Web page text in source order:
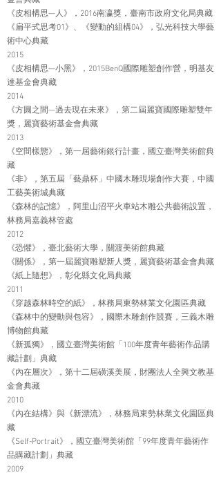
《皮相構思—人》，2016南瀛獎，臺南市政府文化局典藏
《扁平式思考01》、《變動的組構04》，弘光科技大學藝
術中心典藏
2015
《皮相構思—小黑》，2015BenQ國際雕塑創作營，明基友
達基金會典藏
2014
《方圓之間—過去現在未來》，第二屆麗寶國際雕塑雙年
獎，麗寶藝術基金會典藏
2013
《空間樣態》，第一屆藝術銀行計畫，國立臺灣美術館典
藏
《非》，第五屆「藝鼎杯」中國木雕現場創作大賽，中國
工藝美術城典藏
《森林的記憶》，阿里山沼平火車站木雕公共藝術設置，
林務局嘉義林管處
2012
《恐懼》，臺北藝術大學，關渡美術館典藏
《關係》，第一屆麗寶雕塑新人獎，麗寶藝術基金會典藏
《紙上隨想》，彰化縣文化局典藏
2011
《穿越森林時空的紙》，林務局東勢林業文化園區典藏
《森林中的變動與包容》，國際木雕創作競賽，三義木雕
博物館典藏
《新孤獨》，國立臺灣美術館「100年度青年藝術作品購
藏計劃」典藏
《內在層次》，第十二屆磺溪美展，財團法人全興文教基
金會典藏
2010
《內在結構》與《新漂流》，林務局東勢林業文化園區典
藏
《Self-Portrait》，國立臺灣美術館「99年度青年藝術作
品購藏計劃」典藏
2009